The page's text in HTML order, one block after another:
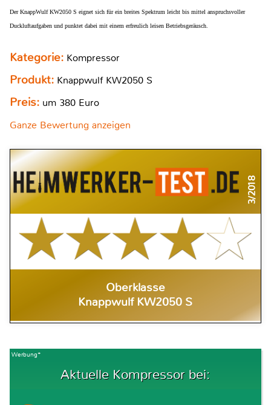
Der KnappWulf KW2050 S eignet sich für ein breites Spektrum leicht bis mittel anspruchsvoller
Duckluftaufgaben und punktet dabei mit einem erfreulich leisen Betriebsgeräusch.
Kategorie: Kompressor
Produkt: Knappwulf KW2050 S
Preis: um 380 Euro
Ganze Bewertung anzeigen
3/2018
Oberklasse
Knappwulf KW2050 S
Werbung*
Aktuelle Kompressor bei: